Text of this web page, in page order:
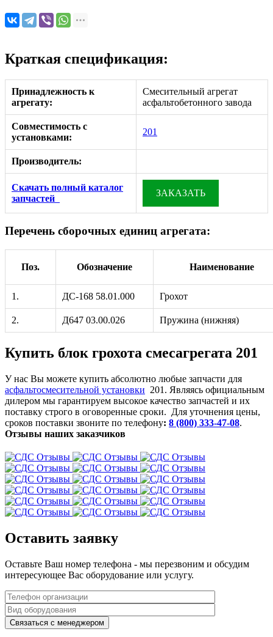
Краткая спецификация:
Принадлежность к
агрегату:
Смесительный агрегат
асфальтобетонного завода
Совместимость с
установками:
201
Производитель:
Скачать полный каталог
запчастей
ЗАКАЗАТЬ
Перечень сборочных единиц агрегата:
Поз. Обозначение Наименование
1. ДС-168 58.01.000 Грохот
2. Д647 03.00.026 Пружина (нижняя)
Купить блок грохота смесагрегата 201
У нас Вы можете купить абсолютно любые запчасти для
асфальтосмесительной установки 201. Являясь официальным
дилером мы гарантируем высокое качество запчастей и их
поставку строго в оговоренные сроки. Для уточнения цены,
сроков поставки звоните по телефону: 8 (800) 333-47-08.
Отзывы наших заказчиков
Оставить заявку
Оставьте Ваш номер телефона - мы перезвоним и обсудим
интересующее Вас оборудование или услугу.